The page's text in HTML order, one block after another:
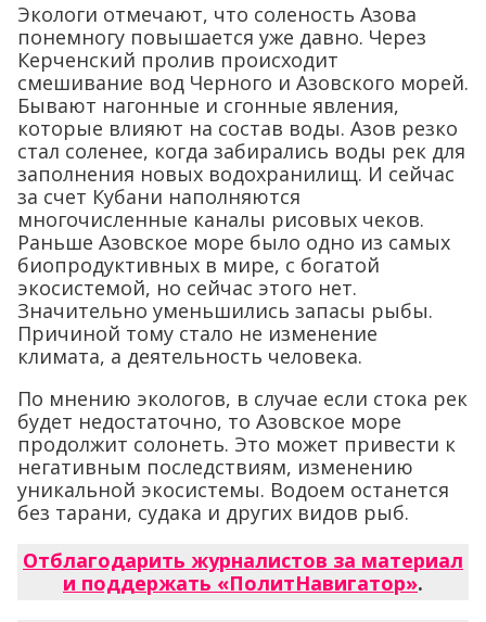
Экологи отмечают, что соленость Азова
понемногу повышается уже давно. Через
Керченский пролив происходит
смешивание вод Черного и Азовского морей.
Бывают нагонные и сгонные явления,
которые влияют на состав воды. Азов резко
стал соленее, когда забирались воды рек для
заполнения новых водохранилищ. И сейчас
за счет Кубани наполняются
многочисленные каналы рисовых чеков.
Раньше Азовское море было одно из самых
биопродуктивных в мире, с богатой
экосистемой, но сейчас этого нет.
Значительно уменьшились запасы рыбы.
Причиной тому стало не изменение
климата, а деятельность человека.
По мнению экологов, в случае если стока рек
будет недостаточно, то Азовское море
продолжит солонеть. Это может привести к
негативным последствиям, изменению
уникальной экосистемы. Водоем останется
без тарани, судака и других видов рыб.
Отблагодарить журналистов за материал
и поддержать «ПолитНавигатор».